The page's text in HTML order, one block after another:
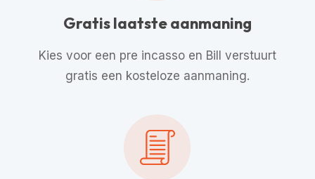
Gratis laatste aanmaning
Kies voor een pre incasso en Bill verstuurt
gratis een kosteloze aanmaning.